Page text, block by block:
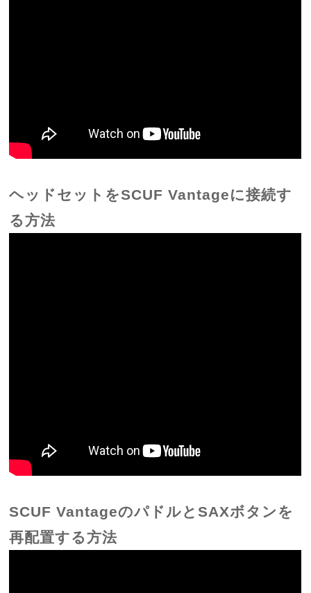
ヘッドセットをSCUF Vantageに接続す
る方法
SCUF VantageのパドルとSAXボタンを
再配置する方法